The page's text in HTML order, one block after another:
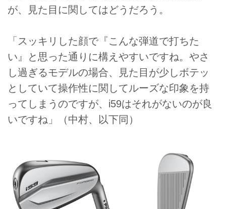
が、見た目に関してはどうだろう。
「スッキリした顔で『こんな弾道で打ちた
い』と思った通りに構えやすいですね。やさ
し過ぎるモデルの場合、見た目が少しボテッ
としていて操作性に関してルーズな印象を持
ってしまうのですが、i59はそれがないのが良
いですね」（中村、以下同）